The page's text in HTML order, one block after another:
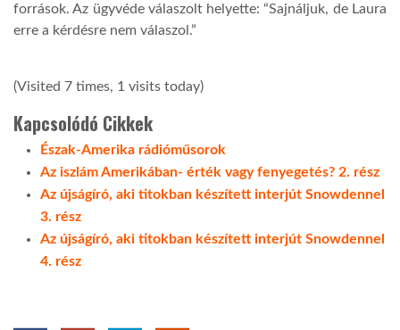
források. Az ügyvéde válaszolt helyette: “Sajnáljuk, de Laura
erre a kérdésre nem válaszol.”
(Visited 7 times, 1 visits today)
Kapcsolódó Cikkek
Észak-Amerika rádióműsorok
Az iszlám Amerikában- érték vagy fenyegetés? 2. rész
Az újságíró, aki titokban készített interjút Snowdennel
3. rész
Az újságíró, aki titokban készített interjút Snowdennel
4. rész